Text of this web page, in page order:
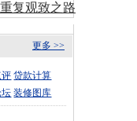
复观致之路
更多 >>
评 贷款计算
坛 装修图库